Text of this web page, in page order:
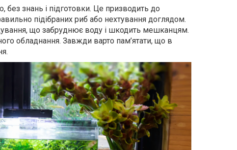
без знань і підготовки. Це призводить до
підібраних риб або нехтування доглядом.
що забруднює воду і шкодить мешканцям.
обладнання. Завжди варто пам’ятати, що в